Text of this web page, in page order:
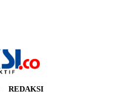
REDAKSI